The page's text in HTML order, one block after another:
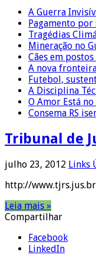
A Guerra
Pagamento
Tragédias
Mineração no
Cães em
A nova
Futebol,
A Disciplina
O Amor Está
Consema RS
Tribunal de
julho 23, 2012 Links
http://
Leia mais »
Compartilhar
Facebook
LinkedIn